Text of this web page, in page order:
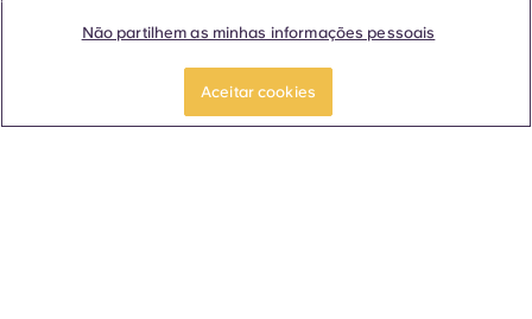
Não partilhem as minhas informações pessoais
Aceitar cookies